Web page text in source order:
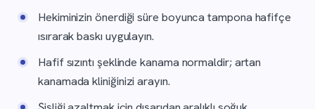
Hekiminizin önerdiği süre boyunca tampona hafifçe
ısırarak baskı uygulayın.
Hafif sızıntı şeklinde kanama normaldir; artan
kanamada kliniğinizi arayın.